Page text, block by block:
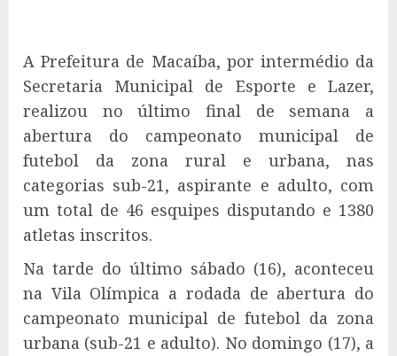
A Prefeitura de Macaíba, por intermédio da
Secretaria Municipal de Esporte e Lazer,
realizou no último final de semana a
abertura do campeonato municipal de
futebol da zona rural e urbana, nas
categorias sub-21, aspirante e adulto, com
um total de 46 esquipes disputando e 1380
atletas inscritos.
Na tarde do último sábado (16), aconteceu
na Vila Olímpica a rodada de abertura do
campeonato municipal de futebol da zona
urbana (sub-21 e adulto). No domingo (17), a